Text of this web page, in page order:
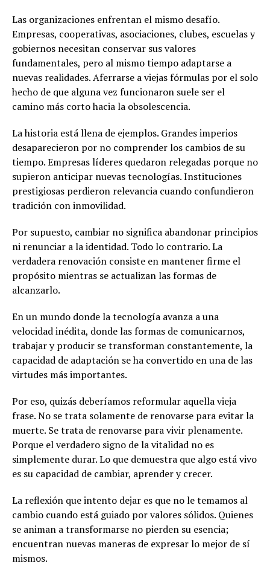
Las organizaciones enfrentan el mismo desafío.
Empresas, cooperativas, asociaciones, clubes, escuelas y
gobiernos necesitan conservar sus valores
fundamentales, pero al mismo tiempo adaptarse a
nuevas realidades. Aferrarse a viejas fórmulas por el solo
hecho de que alguna vez funcionaron suele ser el
camino más corto hacia la obsolescencia.
La historia está llena de ejemplos. Grandes imperios
desaparecieron por no comprender los cambios de su
tiempo. Empresas líderes quedaron relegadas porque no
supieron anticipar nuevas tecnologías. Instituciones
prestigiosas perdieron relevancia cuando confundieron
tradición con inmovilidad.
Por supuesto, cambiar no significa abandonar principios
ni renunciar a la identidad. Todo lo contrario. La
verdadera renovación consiste en mantener firme el
propósito mientras se actualizan las formas de
alcanzarlo.
En un mundo donde la tecnología avanza a una
velocidad inédita, donde las formas de comunicarnos,
trabajar y producir se transforman constantemente, la
capacidad de adaptación se ha convertido en una de las
virtudes más importantes.
Por eso, quizás deberíamos reformular aquella vieja
frase. No se trata solamente de renovarse para evitar la
muerte. Se trata de renovarse para vivir plenamente.
Porque el verdadero signo de la vitalidad no es
simplemente durar. Lo que demuestra que algo está vivo
es su capacidad de cambiar, aprender y crecer.
La reflexión que intento dejar es que no le temamos al
cambio cuando está guiado por valores sólidos. Quienes
se animan a transformarse no pierden su esencia;
encuentran nuevas maneras de expresar lo mejor de sí
mismos.